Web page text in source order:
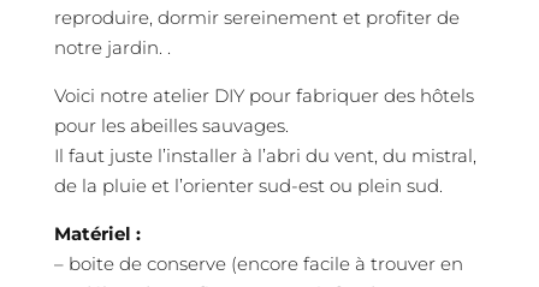
reproduire, dormir sereinement et profiter de
notre jardin. .
Voici notre atelier DIY pour fabriquer des hôtels
pour les abeilles sauvages.
Il faut juste l’installer à l’abri du vent, du mistral,
de la pluie et l’orienter sud-est ou plein sud.
Matériel :
– boite de conserve (encore facile à trouver en